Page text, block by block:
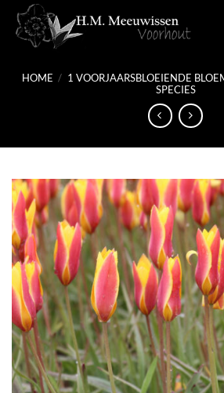
naar
inhoud
HOME / 1 VOORJAARSBLOEIENDE
SPECIES